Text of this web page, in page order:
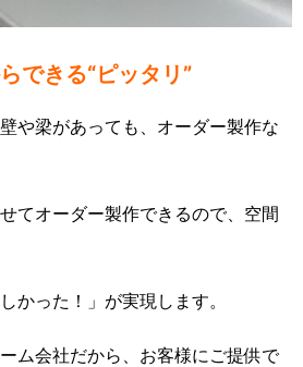
できる“ピッタリ”
や梁があっても、オーダー製作な
てオーダー製作できるので、空間
かった！」が実現します。
ム会社だから、お客様にご提供で